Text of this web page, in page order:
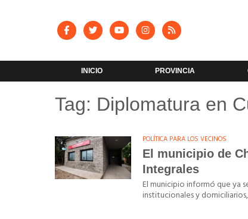
INICIO PROVINCIA
Tag: Diplomatura en
POLÍTICA PARA LOS VECINOS
El municipio de
Integrales
El municipio informó que ya
institucionales y